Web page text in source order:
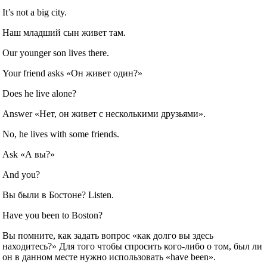
It’s not a big city.
Наш младший сын живет там.
Our younger son lives there.
Your friend asks «Он живет один?»
Does he live alone?
Answer «Нет, он живет с несколькими друзьями».
No, he lives with some friends.
Ask «А вы?»
And you?
Вы были в Бостоне? Listen.
Have you been to Boston?
Вы помните, как задать вопрос «как долго вы здесь
находитесь?» Для того чтобы спросить кого-либо о том, был ли
он в данном месте нужно использовать «have been».